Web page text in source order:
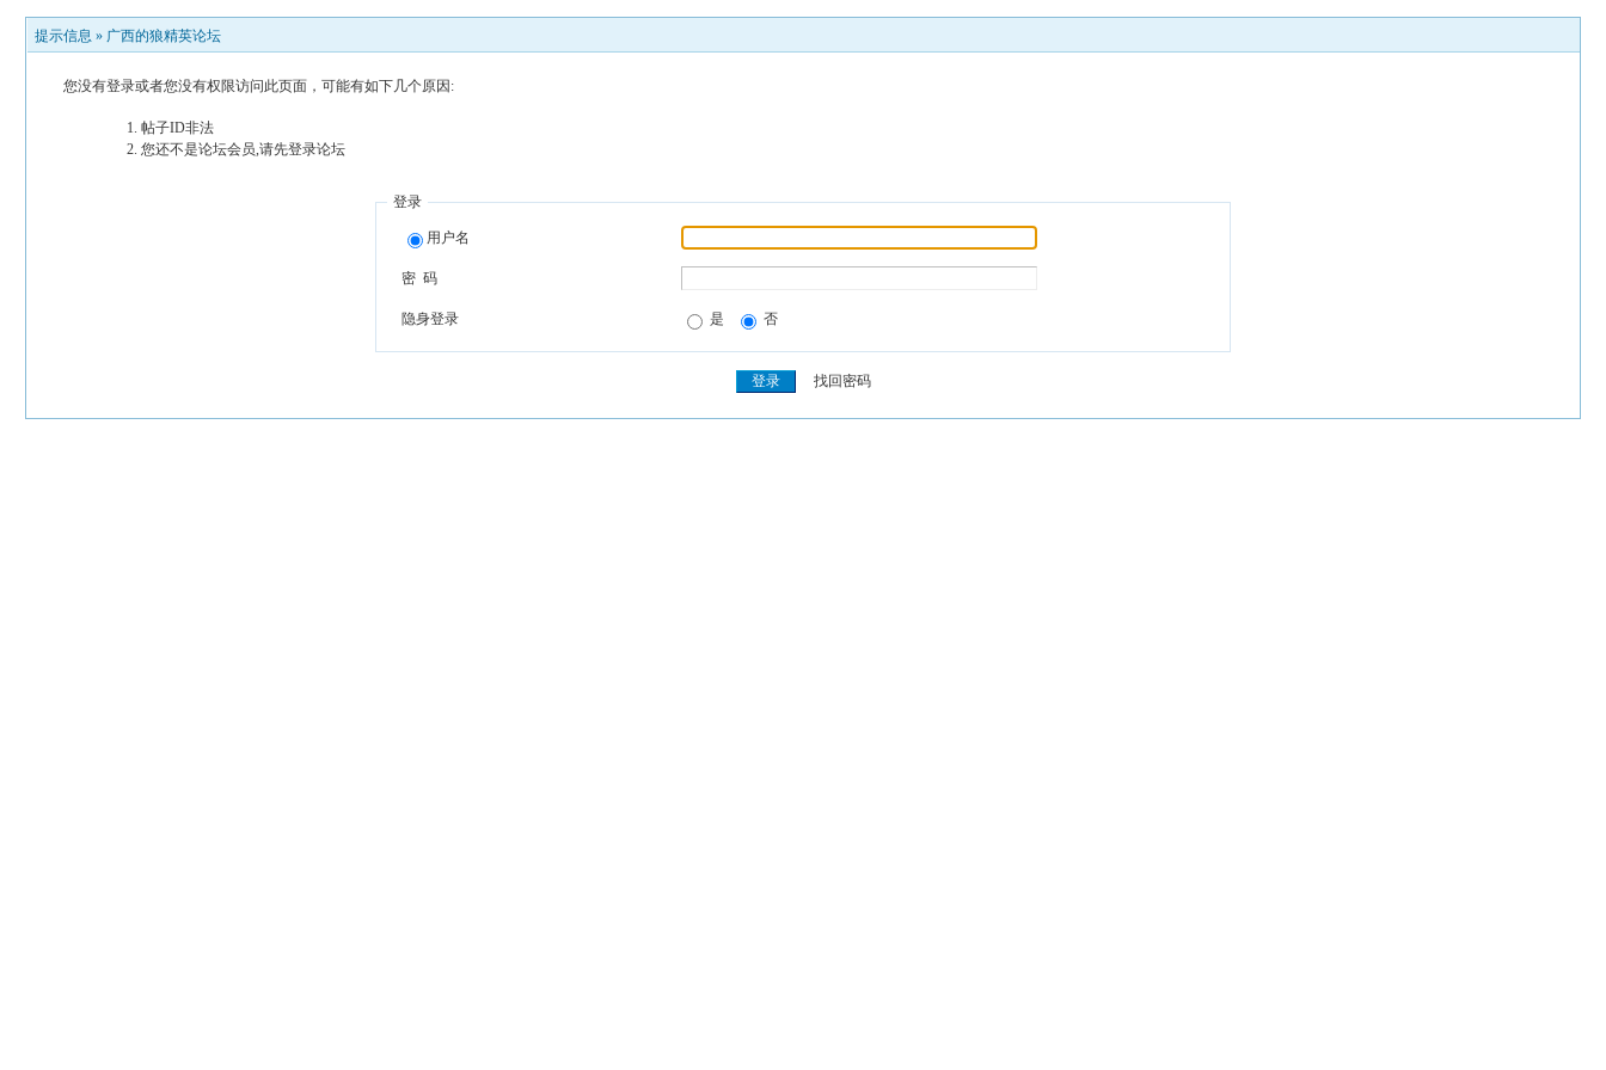
提示信息 » 广西的狼精英论坛
您没有登录或者您没有权限访问此页面，可能有如下几个原因:
帖子ID非法
您还不是论坛会员,请先登录论坛
登录
用户名
密 码
隐身登录 是 否
找回密码